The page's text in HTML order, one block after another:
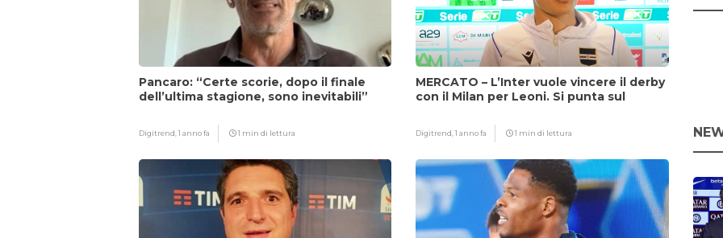
Pancaro: “Certe scorie, dopo il finale
dell’ultima stagione, sono inevitabili”
Digitrend,1 anno fa 1 min di lettura
MERCATO – L’Inter vuole vincere il derby
con il Milan per Leoni. Si punta sul
Digitrend,1 anno fa 1 min di lettura